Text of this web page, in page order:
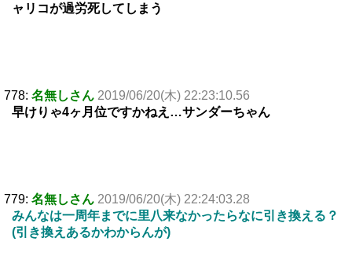
ャリコが過労死してしまう
778: 名無しさん 2019/06/20(木) 22:23:10.56
早けりゃ4ヶ月位ですかねえ…サンダーちゃん
779: 名無しさん 2019/06/20(木) 22:24:03.28
みんなは一周年までに里八来なかったらなに引き換える？
(引き換えあるかわからんが)